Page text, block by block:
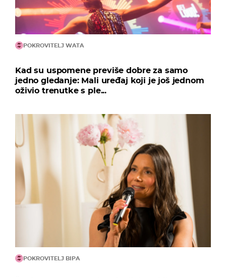
POKROVITELJ WATA
Kad su uspomene previše dobre za samo
jedno gledanje: Mali uređaj koji je još jednom
oživio trenutke s ple...
POKROVITELJ BIPA